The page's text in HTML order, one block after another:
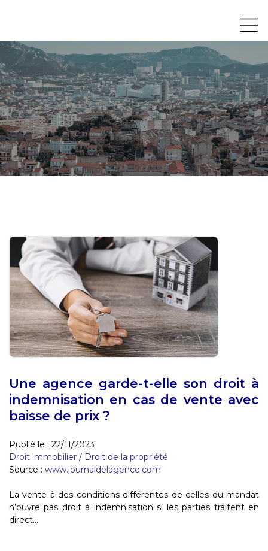
Une agence garde-t-elle son droit à
indemnisation en cas de vente avec
baisse de prix ?
Publié le : 22/11/2023
Droit immobilier / Droit de la propriété
Source : www.journaldelagence.com
La vente à des conditions différentes de celles du mandat
n’ouvre pas droit à indemnisation si les parties traitent en
direct...